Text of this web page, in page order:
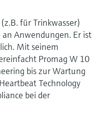
für Trinkwasser)
Anwendungen. Er ist
Mit seinem
Promag W 10
bis zur Wartung
Technology
bei der